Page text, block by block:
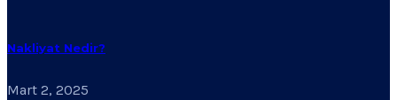
Nakliyat Nedir?
Mart 2, 2025